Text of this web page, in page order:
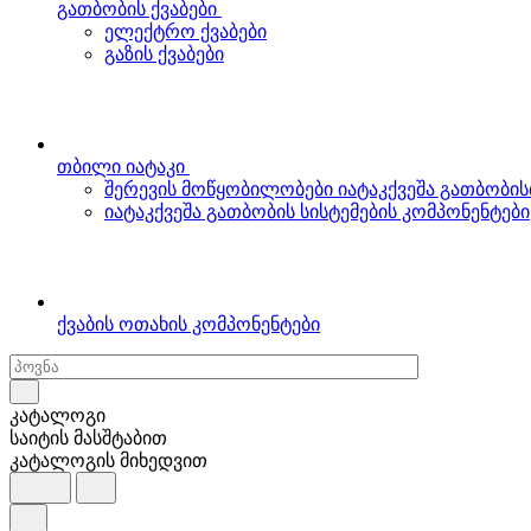
გათბობის ქვაბები
ელექტრო ქვაბები
გაზის ქვაბები
თბილი იატაკი
შერევის მოწყობილობები იატაკქვეშა
იატაკქვეშა გათბობის სისტემების კომპონენტები
ქვაბის ოთახის კომპონენტები
კატალოგი
საიტის მასშტაბით
კატალოგის მიხედვით